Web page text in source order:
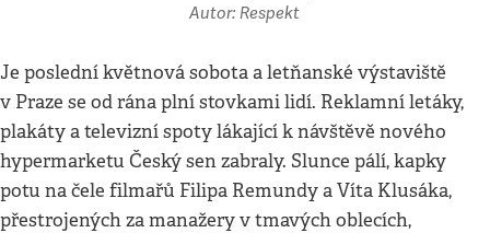
Autor: Respekt
Je poslední květnová sobota a letňanské výstaviště
v Praze se od rána plní stovkami lidí. Reklamní letáky,
plakáty a televizní spoty lákající k návštěvě nového
hypermarketu Český sen zabraly. Slunce pálí, kapky
potu na čele filmařů Filipa Remundy a Víta Klusáka,
přestrojených za manažery v tmavých oblecích,